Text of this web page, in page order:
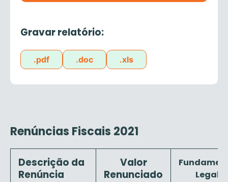
Gravar relatório:
.pdf .doc .xls
Renúncias Fiscais 2021
Descrição da
Renúncia
Valor
Renunciado
Legal